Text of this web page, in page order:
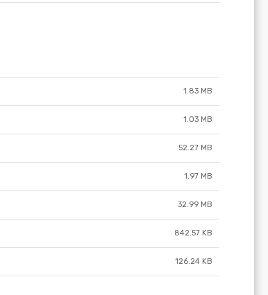
1.83 MB
1.03 MB
52.27 MB
1.97 MB
32.99 MB
842.57 KB
126.24 KB